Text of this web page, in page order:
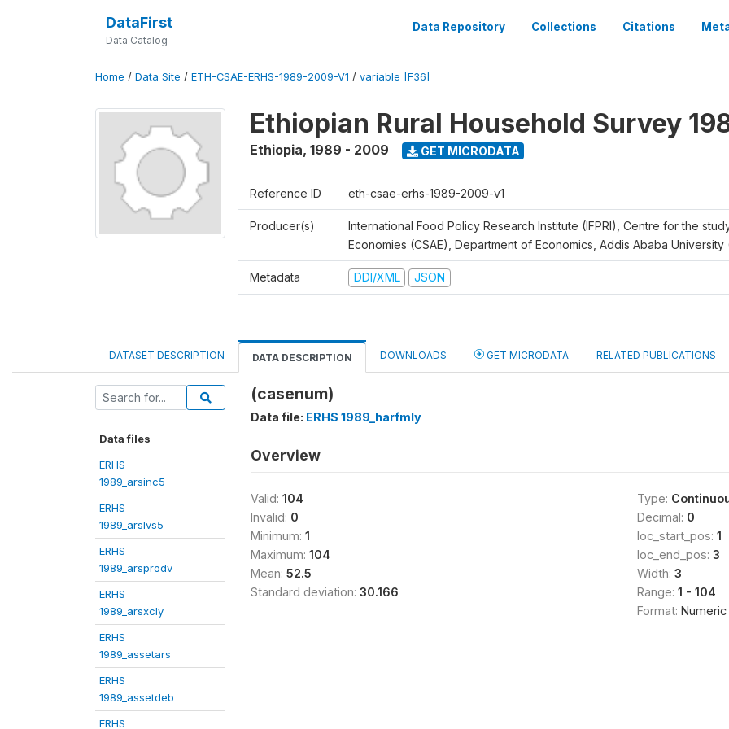
DataFirst
Data Catalog
Data Repository Collections Citations
Home / Data Site / ETH-CSAE-ERHS-1989-2009-V1 / variable [F36]
Ethiopian Rural Household Survey
Ethiopia, 1989 - 2009 GET MICRODATA
Reference ID eth-csae-erhs-1989-2009-v1
Producer(s)
International Food Policy Research Institute (IFPRI), Centre for the
Economies (CSAE), Department of Economics, Addis Ababa University
Metadata DDI/XML JSON
DATASET DESCRIPTION DATA DESCRIPTION DOWNLOADS GET MICRODATA RELATED PUBLICATIONS
Data files
ERHS
1989_arsinc5
ERHS
1989_arslvs5
ERHS
1989_arsprodv
ERHS
1989_arsxcly
ERHS
1989_assetars
ERHS
1989_assetdeb
ERHS
(casenum)
Data file: ERHS 1989_harfmly
Overview
Valid: 104
Invalid: 0
Minimum: 1
Maximum: 104
Mean: 52.5
Standard deviation: 30.166
Type:
Decimal: 0
loc_start_pos: 1
loc_end_pos: 3
Width: 3
Range: 1 - 104
Format: Numeric